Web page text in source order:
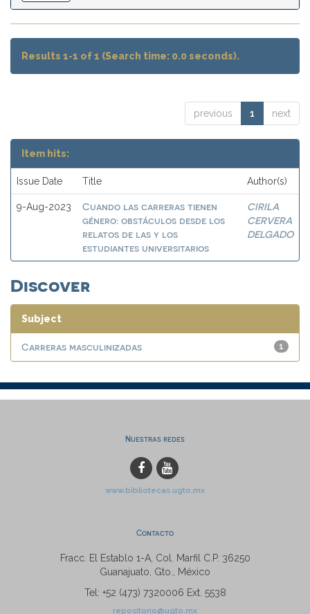
Results 1-1 of 1 (Search time: 0.0 seconds).
previous 1 next
Item hits:
Issue Date Title Author(s)
9-Aug-2023
Cuando las carreras tienen
género: obstáculos desde los
relatos de las y los
estudiantes universitarios
CIRILA
CERVERA
DELGADO
Discover
Subject
1
Carreras masculinizadas
Nuestras redes
www.bibliotecas.ugto.mx
Contacto
Fracc. El Establo 1-A, Col. Marfil C.P. 36250
Guanajuato, Gto., México
Tel: +52 (473) 7320006 Ext. 5538
repositorio@ugto.mx